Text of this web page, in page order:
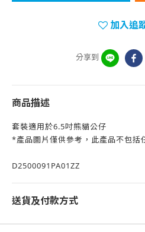
加入追
分享到
商品描述
套裝適用於6.5吋熊貓公仔
*產品圖片僅供參考，此產品不包括
D2500091PA01ZZ
送貨及付款方式